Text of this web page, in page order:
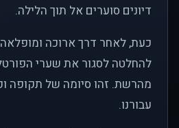
דיונים סוערים אל תוך הלילה.
כעת, לאחר דרך ארוכה
להחלטה לסגור את שערי
מהרשת. זהו סיומה של תקופה
עבורנו.